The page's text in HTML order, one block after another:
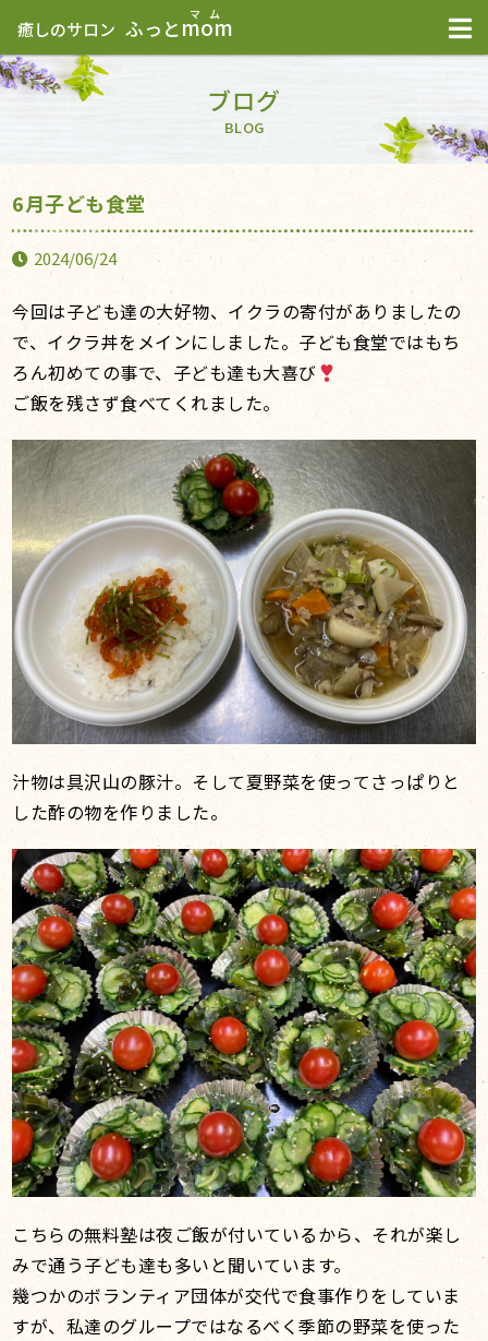
癒しのサロン ふっとmom
ブログ
BLOG
6月子ども食堂
2024/06/24
今回は子ども達の大好物、イクラの寄付がありましたの
で、イクラ丼をメインにしました。子ども食堂ではもち
ろん初めての事で、子ども達も大喜び
ご飯を残さず食べてくれました。
汁物は具沢山の豚汁。そして夏野菜を使ってさっぱりと
した酢の物を作りました。
こちらの無料塾は夜ご飯が付いているから、それが楽し
みで通う子ども達も多いと聞いています。
幾つかのボランティア団体が交代で食事作りをしていま
すが、私達のグループではなるべく季節の野菜を使った